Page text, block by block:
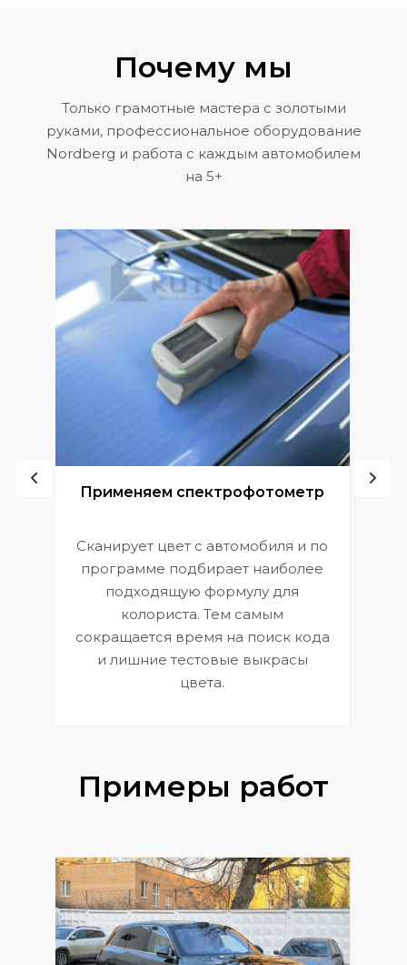
Почему мы
Только грамотные мастера с золотыми
руками, профессиональное оборудование
Nordberg и работа с каждым автомобилем
на 5+
Применяем спектрофотометр
Сканирует цвет с автомобиля и по
программе подбирает наиболее
подходящую формулу для
колориста. Тем самым
сокращается время на поиск кода
и лишние тестовые выкрасы
цвета.
Примеры работ